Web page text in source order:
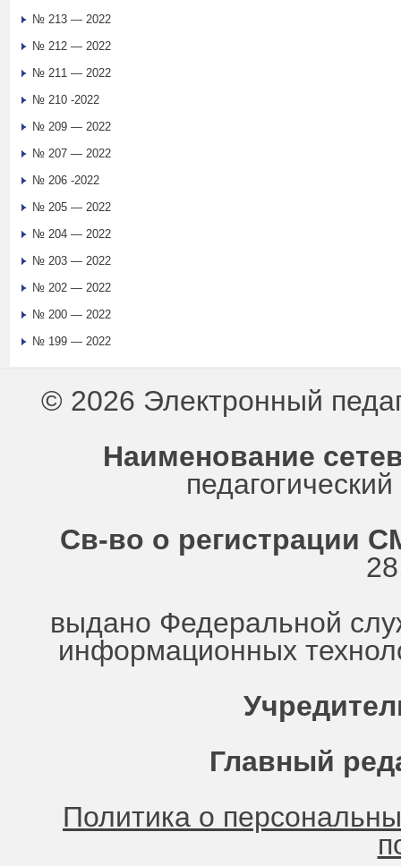
№ 213 — 2022
№ 212 — 2022
№ 211 — 2022
№ 210 -2022
№ 209 — 2022
№ 207 — 2022
№ 206 -2022
№ 205 — 2022
№ 204 — 2022
№ 203 — 2022
№ 202 — 2022
№ 200 — 2022
№ 199 — 2022
© 2026 Электронный
Наименование
Св-во о регистрации
выдано Федеральной
информационных
Главный
Политика о